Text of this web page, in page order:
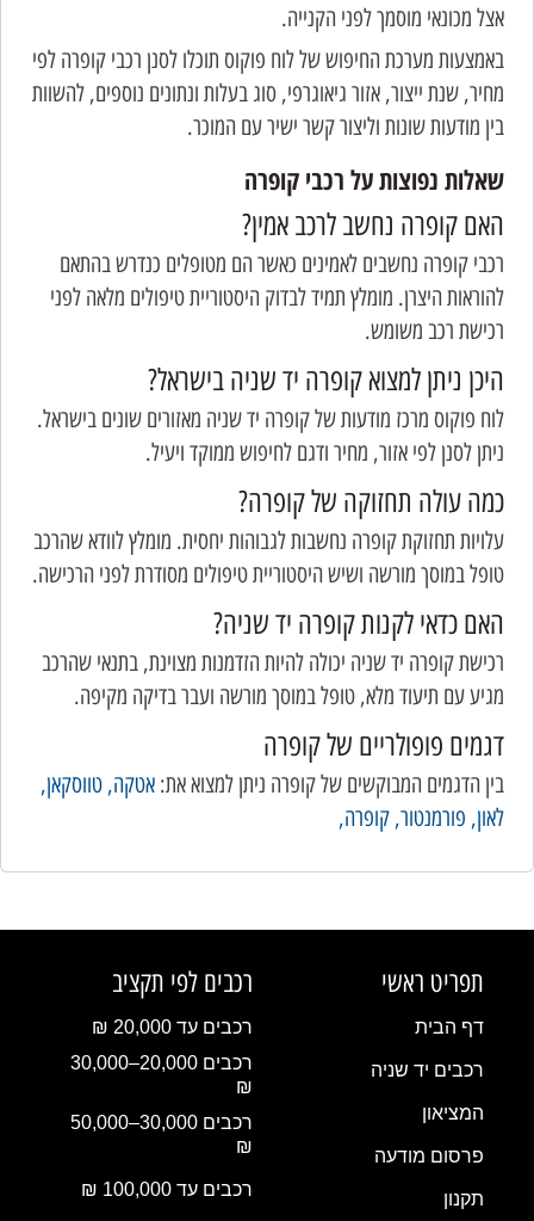
אצל מכונאי מוסמך לפני הקנייה.
באמצעות מערכת החיפוש של לוח פוקוס תוכלו לסנן רכבי קופרה לפי
מחיר, שנת ייצור, אזור גיאוגרפי, סוג בעלות ונתונים נוספים, להשוות
בין מודעות שונות וליצור קשר ישיר עם המוכר.
שאלות נפוצות על רכבי קופרה
האם קופרה נחשב לרכב אמין?
רכבי קופרה נחשבים לאמינים כאשר הם מטופלים כנדרש בהתאם
להוראות היצרן. מומלץ תמיד לבדוק היסטוריית טיפולים מלאה לפני
רכישת רכב משומש.
היכן ניתן למצוא קופרה יד שניה בישראל?
לוח פוקוס מרכז מודעות של קופרה יד שניה מאזורים שונים בישראל.
ניתן לסנן לפי אזור, מחיר ודגם לחיפוש ממוקד ויעיל.
כמה עולה תחזוקה של קופרה?
עלויות תחזוקת קופרה נחשבות לגבוהות יחסית. מומלץ לוודא שהרכב
טופל במוסך מורשה ושיש היסטוריית טיפולים מסודרת לפני הרכישה.
האם כדאי לקנות קופרה יד שניה?
רכישת קופרה יד שניה יכולה להיות הזדמנות מצוינת, בתנאי שהרכב
מגיע עם תיעוד מלא, טופל במוסך מורשה ועבר בדיקה מקיפה.
דגמים פופולריים של קופרה
בין הדגמים המבוקשים של קופרה ניתן למצוא את: אטקה, טווסקאן,
לאון, פורמנטור, קופרה,
תפריט ראשי
דף הבית
רכבים יד שניה
המציאון
פרסום מודעה
תקנון
רכבים לפי תקציב
רכבים עד 20,000 ₪
רכבים 20,000–30,000
₪
רכבים 30,000–50,000
₪
רכבים עד 100,000 ₪